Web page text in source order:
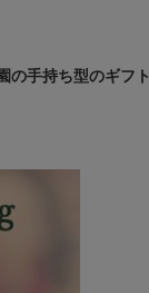
の手持ち型のギフト